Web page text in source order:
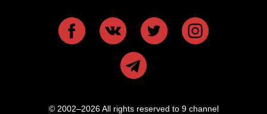
© 2002–2026 All rights reserved to 9 channel